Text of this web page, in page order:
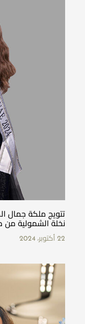
تتويج ملكة جمال
نخلة الشمولية
22 أكتوبر، 2024